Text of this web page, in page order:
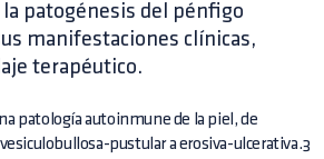
patogénesis del pénfigo
manifestaciones clínicas,
terapéutico.
patología autoinmune de la piel, de
pustular a erosiva-ulcerativa.3